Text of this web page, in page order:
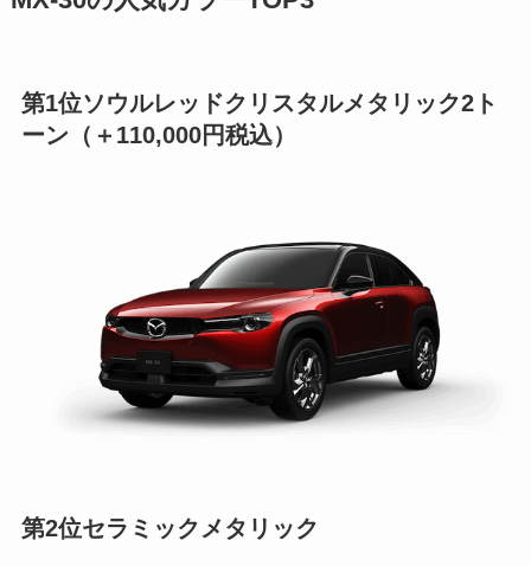
第1位ソウルレッドクリスタルメタリック2ト
ーン（＋110,000円税込）
第2位セラミックメタリック